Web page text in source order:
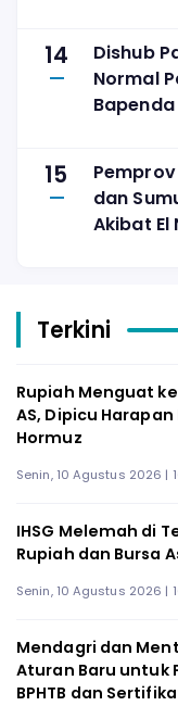
14
Dishub
Normal
Bapenda
15
dan
Akibat El
Terkini
Rupiah Menguat
AS, Dipicu
Hormuz
Senin, 10 Agustus 2026 |
IHSG Melemah di
Rupiah dan Bursa
Senin, 10 Agustus 2026 |
Mendagri dan
Aturan Baru untuk
BPHTB dan